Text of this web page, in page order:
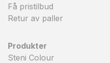
Få pristilbud
Retur av paller
Produkter
Steni Colour